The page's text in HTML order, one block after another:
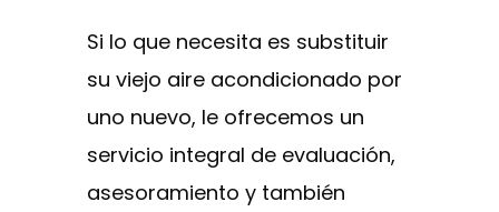
Si lo que necesita es substituir
su viejo aire acondicionado por
uno nuevo, le ofrecemos un
servicio integral de evaluación,
asesoramiento y también